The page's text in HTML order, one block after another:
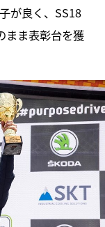
が良く、SS18
まま表彰台を獲